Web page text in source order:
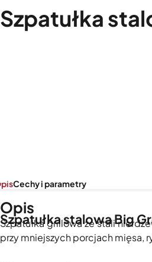
Szpatułka
Szpatułka stalowa Big
Cechy i parametry
Opis
Szpatułka grillowa ze stali
przy mniejszych porcjach mięsa,